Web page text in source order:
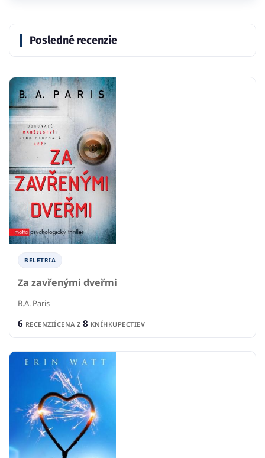
Posledné recenzie
BELETRIA
Za zavřenými dveřmi
B.A. Paris
6 RECENZIÍCENA Z 8 KNÍHKUPECTIEV